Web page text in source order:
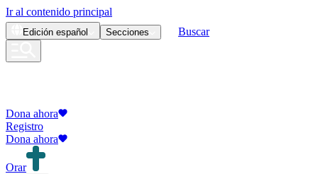
Ir al contenido principal
Edición español Secciones Buscar
Dona ahora
Registro
Dona ahora
Orar